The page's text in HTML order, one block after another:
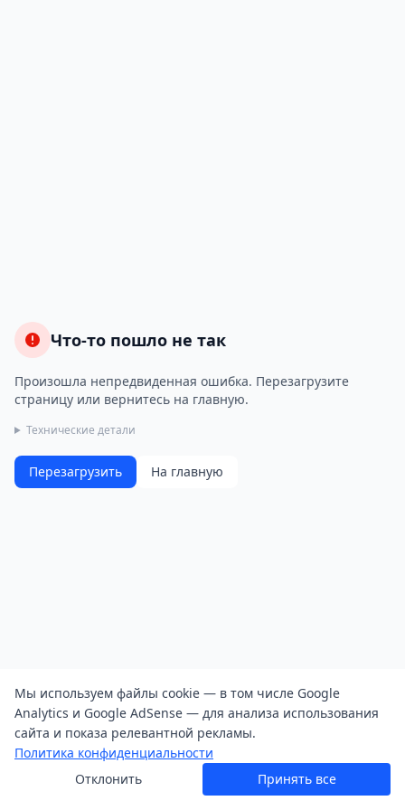
Что-то пошло не так
Произошла непредвиденная ошибка. Перезагрузите
страницу или вернитесь на главную.
Технические детали
Перезагрузить На главную
Мы используем файлы cookie — в том числе Google
Analytics и Google AdSense — для анализа использования
сайта и показа релевантной рекламы.
Политика конфиденциальности
Отклонить
Принять все